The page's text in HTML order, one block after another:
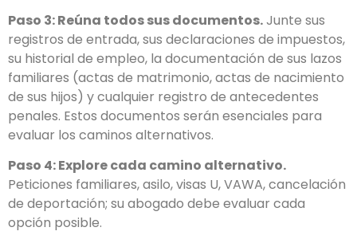
Paso 3: Reúna todos sus documentos.Junte sus
registros de entrada, sus declaraciones de impuestos,
su historial de empleo, la documentación de sus lazos
familiares (actas de matrimonio, actas de nacimiento
de sus hijos) y cualquier registro de antecedentes
penales. Estos documentos serán esenciales para
evaluar los caminos alternativos.
Paso 4: Explore cada camino alternativo.
Peticiones familiares, asilo, visas U, VAWA, cancelación
de deportación; su abogado debe evaluar cada
opción posible.